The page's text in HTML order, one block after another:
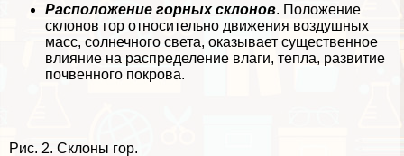
Расположение горных склонов. Положение
склонов гор относительно движения воздушных
масс, солнечного света, оказывает существенное
влияние на распределение влаги, тепла, развитие
почвенного покрова.
Рис. 2. Склоны гор.